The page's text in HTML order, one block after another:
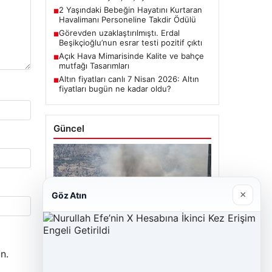
■2 Yaşındaki Bebeğin Hayatını Kurtaran
Havalimanı Personeline Takdir Ödülü
■Görevden uzaklaştırılmıştı. Erdal
Beşikçioğlu’nun esrar testi pozitif çıktı
■Açık Hava Mimarisinde Kalite ve bahçe
mutfağı Tasarımları
■Altın fiyatları canlı 7 Nisan 2026: Altın
fiyatları bugün ne kadar oldu?
Güncel
06/08/2026
Adıyaman’da Orman Yangını Kontrol
Altına Alınmaya Çalışılıyor
Göz Atın ×